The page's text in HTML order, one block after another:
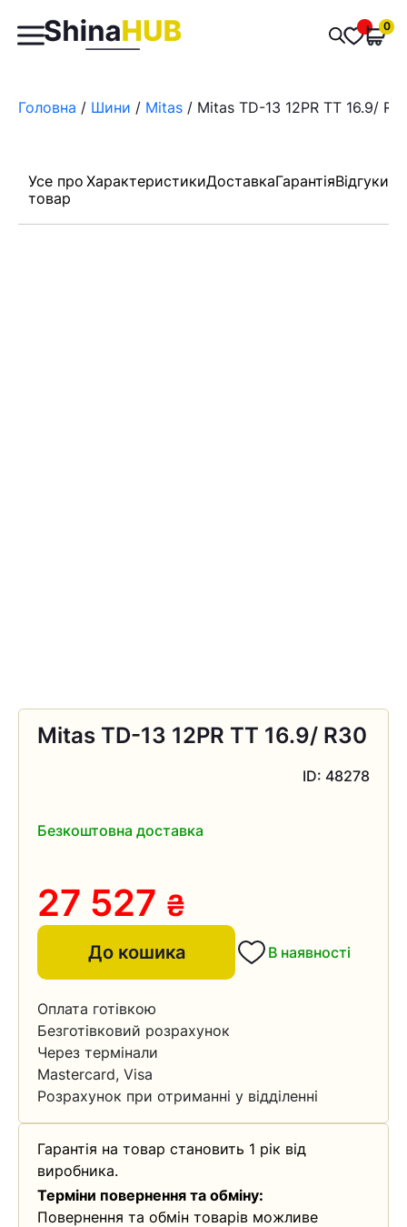
Пошук
товарів
0
Головна / Шини / Mitas / Mitas TD-13 12PR TT 16.9/
Усе про
товар
ХарактеристикиДоставкаГарантіяВідгуки
Mitas TD-13 12PR TT 16.9/ R30
ID: 48278
Безкоштовна доставка
27 527 ₴
До кошика В наявності
Оплата готівкою
Безготівковий розрахунок
Через термінали
Mastercard, Visa
Розрахунок при отриманні у відділенні
Гарантія на товар становить 1 рік від
виробника.
Терміни повернення та обміну:
Повернення та обмін товарів можливе